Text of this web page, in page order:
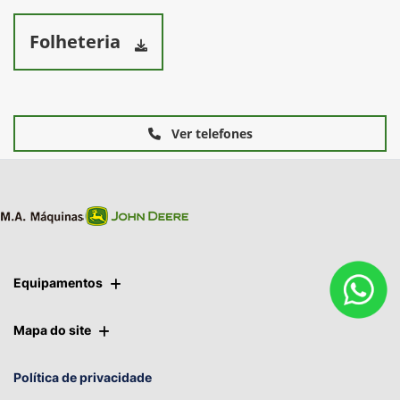
Folheteria
Ver telefones
Equipamentos
Mapa do site
Política de privacidade